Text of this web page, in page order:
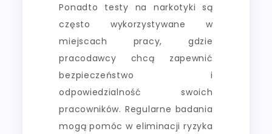
Ponadto testy na narkotyki są
często wykorzystywane w
miejscach pracy, gdzie
pracodawcy chcą zapewnić
bezpieczeństwo i
odpowiedzialność swoich
pracowników. Regularne badania
mogą pomóc w eliminacji ryzyka